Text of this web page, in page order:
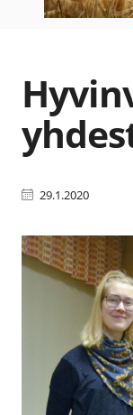
29.1.2020